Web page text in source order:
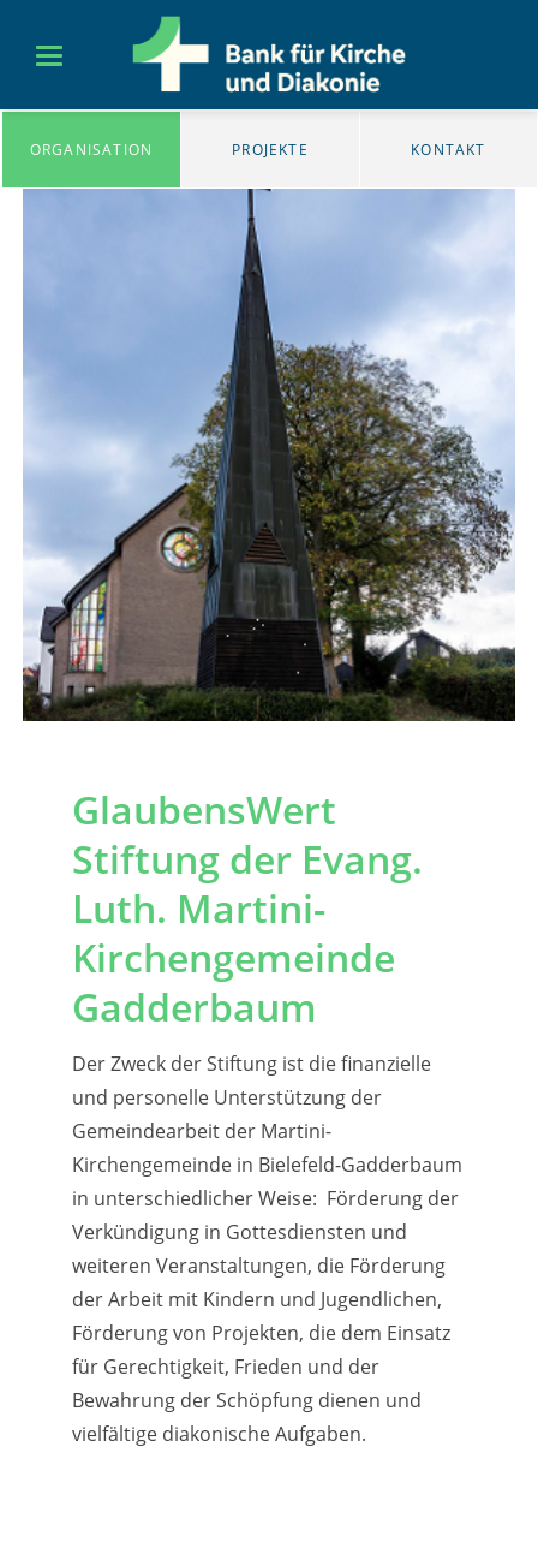
ORGANISATION PROJEKTE KONTAKT
GlaubensWert
Stiftung der Evang.
Luth. Martini-
Kirchengemeinde
Gadderbaum
Der Zweck der Stiftung ist die finanzielle
und personelle Unterstützung der
Gemeindearbeit der Martini-
Kirchengemeinde in Bielefeld-Gadderbaum
in unterschiedlicher Weise: Förderung der
Verkündigung in Gottesdiensten und
weiteren Veranstaltungen, die Förderung
der Arbeit mit Kindern und Jugendlichen,
Förderung von Projekten, die dem Einsatz
für Gerechtigkeit, Frieden und der
Bewahrung der Schöpfung dienen und
vielfältige diakonische Aufgaben.